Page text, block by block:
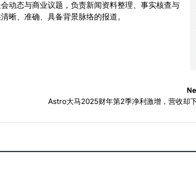
动态与商业议题，负责新闻资料整理、事实核查与
晰、准确、具备背景脉络的报道。
Astro大马2025财年第2季净利激增，营收却